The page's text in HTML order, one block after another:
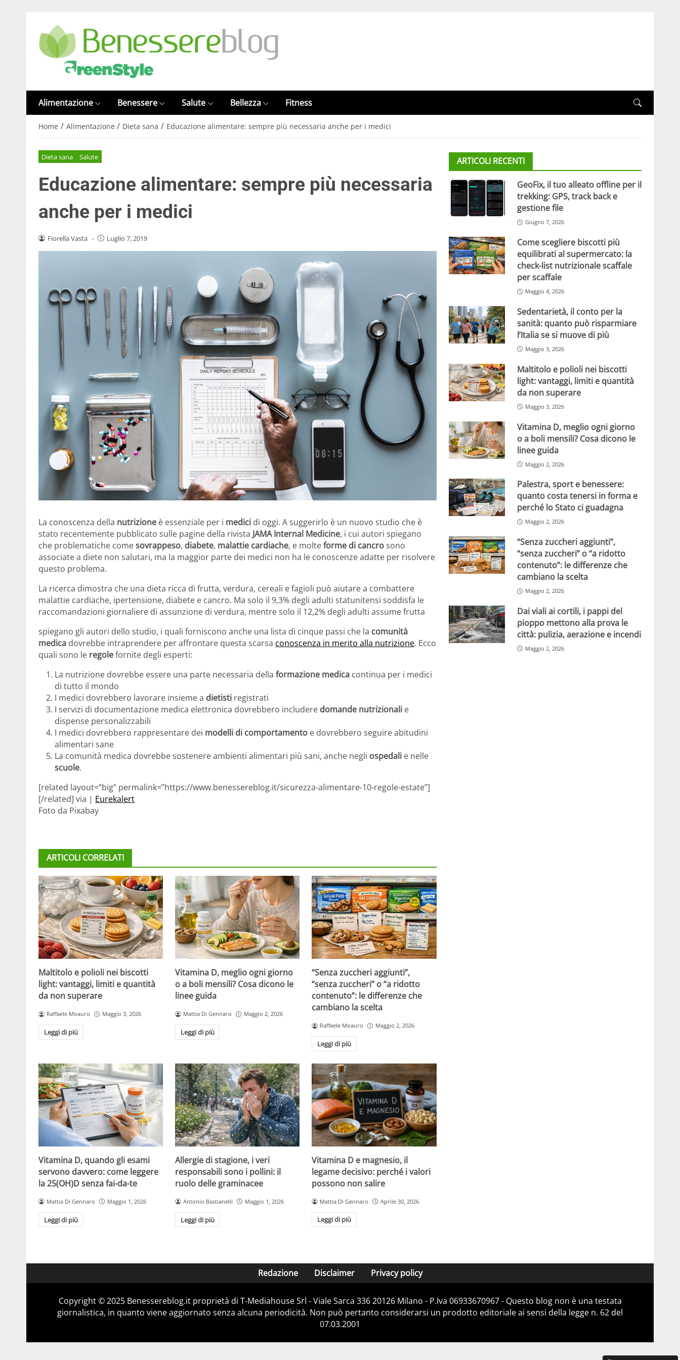
Alimentazione Benessere Salute Bellezza Fitness
Home / Alimentazione / Dieta sana / Educazione alimentare: sempre più necessaria anche per i medici
Dieta sana Salute
Educazione alimentare: sempre più necessaria
anche per i medici
Fiorella Vasta - Luglio 7, 2019
La conoscenza della nutrizione è essenziale per i medici di oggi. A suggerirlo è un nuovo studio che è
stato recentemente pubblicato sulle pagine della rivista JAMA Internal Medicine, i cui autori spiegano
che problematiche comesovrappeso, diabete, malattie cardiache, e molteforme di cancrosono
associate a diete non salutari, ma la maggior parte dei medici non ha le conoscenze adatte per risolvere
questo problema.
La ricerca dimostra che una dieta ricca di frutta, verdura, cereali e fagioli può aiutare a combattere
malattie cardiache, ipertensione, diabete e cancro. Ma solo il 9,3% degli adulti statunitensi soddisfa le
raccomandazioni giornaliere di assunzione di verdura, mentre solo il 12,2% degli adulti assume frutta
spiegano gli autori dello studio, i quali forniscono anche una lista di cinque passi che la comunità
medica dovrebbe intraprendere per affrontare questa scarsa conoscenza in merito alla nutrizione. Ecco
quali sono le regolefornite degli esperti:
La nutrizione dovrebbe essere una parte necessaria della formazione medica continua per i medici
di tutto il mondo
I medici dovrebbero lavorare insieme a dietisti registrati
I servizi di documentazione medica elettronica dovrebbero includere domande nutrizionali e
dispense personalizzabili
I medici dovrebbero rappresentare dei modelli di comportamento e dovrebbero seguire abitudini
alimentari sane
La comunità medica dovrebbe sostenere ambienti alimentari più sani, anche negli ospedali e nelle
scuole.
[related layout=”big” permalink=”https://www.benessereblog.it/sicurezza-alimentare-10-regole-estate”]
[/related] via | Eurekalert
Foto da Pixabay
ARTICOLI CORRELATI
Maltitolo e polioli nei biscotti
light: vantaggi, limiti e quantità
da non superare
Raffaele Moauro Maggio 3, 2026
Leggi di più
Vitamina D, meglio ogni giorno
o a boli mensili? Cosa dicono le
linee guida
Mattia Di Gennaro Maggio 2, 2026
Leggi di più
“Senza zuccheri aggiunti”,
“senza zuccheri” o “a ridotto
contenuto”: le differenze che
cambiano la scelta
Raffaele Moauro Maggio 2, 2026
Leggi di più
Vitamina D, quando gli esami
servono davvero: come leggere
la 25(OH)D senza fai-da-te
Mattia Di Gennaro Maggio 1, 2026
Leggi di più
Allergie di stagione, i veri
responsabili sono i pollini: il
ruolo delle graminacee
Antonio Bastianelli Maggio 1, 2026
Leggi di più
Vitamina D e magnesio, il
legame decisivo: perché i valori
possono non salire
Mattia Di Gennaro Aprile 30, 2026
Leggi di più
ARTICOLI RECENTI
GeoFix, il tuo alleato offline per il
trekking: GPS, track back e
gestione file
Giugno 7, 2026
Come scegliere biscotti più
equilibrati al supermercato: la
check-list nutrizionale scaffale
per scaffale
Maggio 4, 2026
Sedentarietà, il conto per la
sanità: quanto può risparmiare
l’Italia se si muove di più
Maggio 3, 2026
Maltitolo e polioli nei biscotti
light: vantaggi, limiti e quantità
da non superare
Maggio 3, 2026
Vitamina D, meglio ogni giorno
o a boli mensili? Cosa dicono le
linee guida
Maggio 2, 2026
Palestra, sport e benessere:
quanto costa tenersi in forma e
perché lo Stato ci guadagna
Maggio 2, 2026
“Senza zuccheri aggiunti”,
“senza zuccheri” o “a ridotto
contenuto”: le differenze che
cambiano la scelta
Maggio 2, 2026
Dai viali ai cortili, i pappi del
pioppo mettono alla prova le
città: pulizia, aerazione e incendi
Maggio 2, 2026
Redazione Disclaimer Privacy policy
Copyright © 2025 Benessereblog.it proprietà di T-Mediahouse Srl - Viale Sarca 336 20126 Milano - P.Iva 06933670967 - Questo blog non è una testata
giornalistica, in quanto viene aggiornato senza alcuna periodicità. Non può pertanto considerarsi un prodotto editoriale ai sensi della legge n. 62 del
07.03.2001